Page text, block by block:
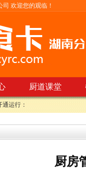
欢迎您的观临！
厨道课堂
行：
厨房